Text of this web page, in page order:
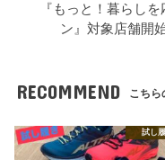
『もっと！暮らし
ン』対象店舗開
RECOMMEND こちら
試し